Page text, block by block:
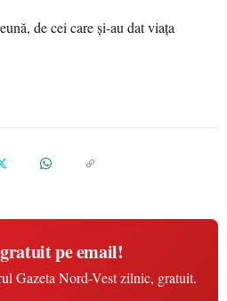
de cei care și-au dat viața
pe email!
Gazeta Nord-Vest zilnic, gratuit.